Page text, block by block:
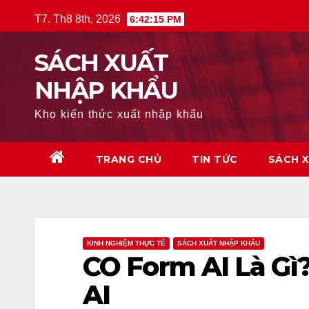
to
T7. Th8 8th, 2026 6:42:16 PM
SÁCH XUẤT
NHẬP KHẨU
Kho kiến thức xuất nhập khẩu
TRANG CHỦ TIN TỨC SÁCH
KINH NGHIỆM THỰC TẾ SÁCH XUẤT NHẬP KHẨU
CO Form AI Là
AI